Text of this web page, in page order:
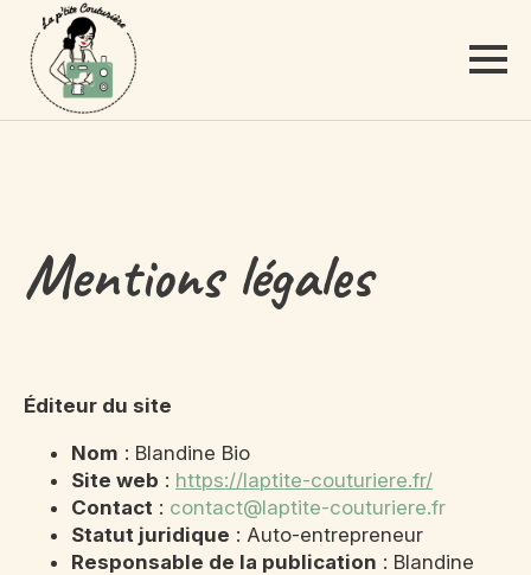
Mentions légales
Éditeur du site
Nom : Blandine Bio
Site web : https://laptite-couturiere.fr/
Contact : contact@laptite-couturiere.fr
Statut juridique : Auto-entrepreneur
Responsable de la publication : Blandine